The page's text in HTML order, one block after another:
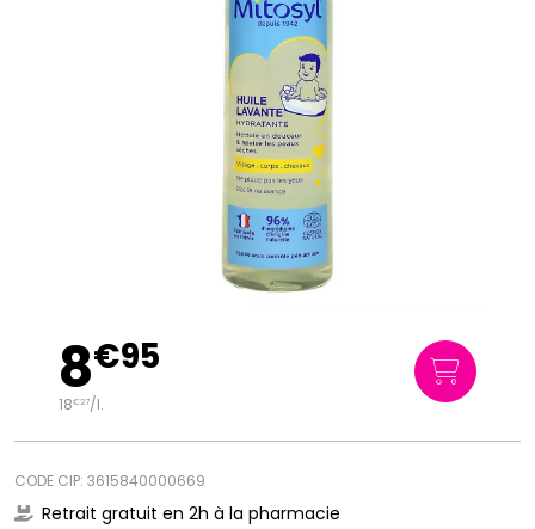
8€95
18€27/l.
CODE CIP: 3615840000669
Retrait gratuit en 2h à la pharmacie